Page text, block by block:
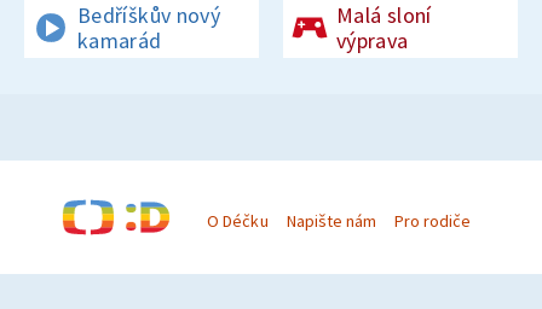
Bedříškův nový
kamarád
Malá sloní
výprava
O Déčku Napište nám Pro rodiče